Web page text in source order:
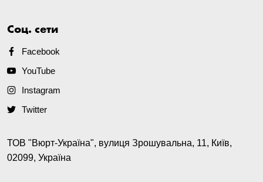
Соц. сети
Facebook
YouTube
Instagram
Twitter
ТОВ "Вюрт-Україна", вулиця Зрошувальна, 11, Київ,
02099, Україна